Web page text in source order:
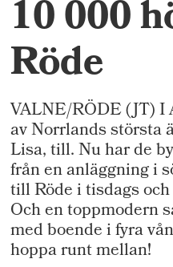
10 000
Röde
VALNE/RÖDE (JT) I
av Norrlands största
Lisa, till. Nu har de
från en anläggning i
till Röde i tisdags
Och en toppmodern
med boende i fyra
hoppa runt mellan!